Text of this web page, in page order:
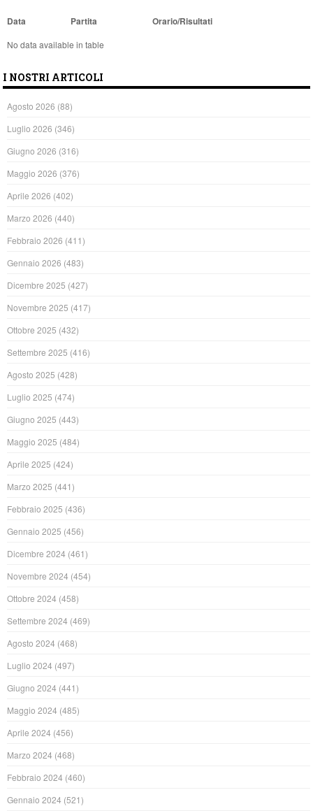
Data Partita Orario/Risultati
No data available in table
I NOSTRI ARTICOLI
Agosto 2026 (88)
Luglio 2026 (346)
Giugno 2026 (316)
Maggio 2026 (376)
Aprile 2026 (402)
Marzo 2026 (440)
Febbraio 2026 (411)
Gennaio 2026 (483)
Dicembre 2025 (427)
Novembre 2025 (417)
Ottobre 2025 (432)
Settembre 2025 (416)
Agosto 2025 (428)
Luglio 2025 (474)
Giugno 2025 (443)
Maggio 2025 (484)
Aprile 2025 (424)
Marzo 2025 (441)
Febbraio 2025 (436)
Gennaio 2025 (456)
Dicembre 2024 (461)
Novembre 2024 (454)
Ottobre 2024 (458)
Settembre 2024 (469)
Agosto 2024 (468)
Luglio 2024 (497)
Giugno 2024 (441)
Maggio 2024 (485)
Aprile 2024 (456)
Marzo 2024 (468)
Febbraio 2024 (460)
Gennaio 2024 (521)